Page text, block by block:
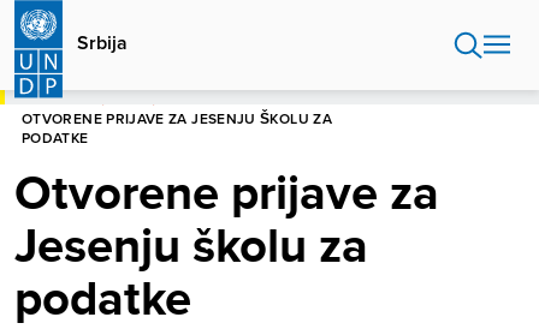
Skip
main
content
Srbija
POČETNA
OTVORENE PRIJAVE ZA JESENJU ŠKOLU ZA
PODATKE
Otvorene prijave za
Jesenju školu za
podatke